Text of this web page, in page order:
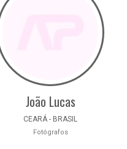
João Lucas
CEARÁ - BRASIL
Fotógrafos